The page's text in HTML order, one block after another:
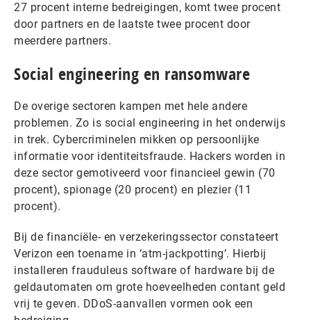
27 procent interne bedreigingen, komt twee procent
door partners en de laatste twee procent door
meerdere partners.
Social engineering en ransomware
De overige sectoren kampen met hele andere
problemen. Zo is social engineering in het onderwijs
in trek. Cybercriminelen mikken op persoonlijke
informatie voor identiteitsfraude. Hackers worden in
deze sector gemotiveerd voor financieel gewin (70
procent), spionage (20 procent) en plezier (11
procent).
Bij de financiële- en verzekeringssector constateert
Verizon een toename in ‘atm-jackpotting’. Hierbij
installeren frauduleus software of hardware bij de
geldautomaten om grote hoeveelheden contant geld
vrij te geven. DDoS-aanvallen vormen ook een